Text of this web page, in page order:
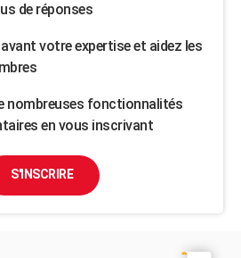
de réponses
votre expertise et aidez les
nombreuses fonctionnalités
en vous inscrivant
S'INSCRIRE